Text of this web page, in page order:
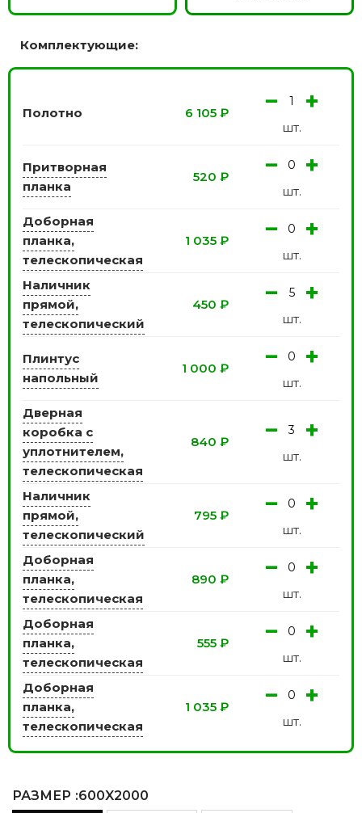
Комплектующие:
Полотно 6 105 ₽ − +
шт.
Притворная
планка
520 ₽ − +
шт.
Доборная
планка,
телескопическая
1 035 ₽ − +
шт.
Наличник
прямой,
телескопический
450 ₽ − +
шт.
Плинтус
напольный
1 000 ₽ − +
шт.
Дверная
коробка с
уплотнителем,
телескопическая
840 ₽ − +
шт.
Наличник
прямой,
телескопический
795 ₽ − +
шт.
Доборная
планка,
телескопическая
890 ₽ − +
шт.
Доборная
планка,
телескопическая
555 ₽ − +
шт.
Доборная
планка,
телескопическая
1 035 ₽ − +
шт.
РАЗМЕР :600X2000